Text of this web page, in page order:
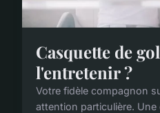
Casquette de
l'entretenir ?
Votre fidèle compagnon
attention particulière.